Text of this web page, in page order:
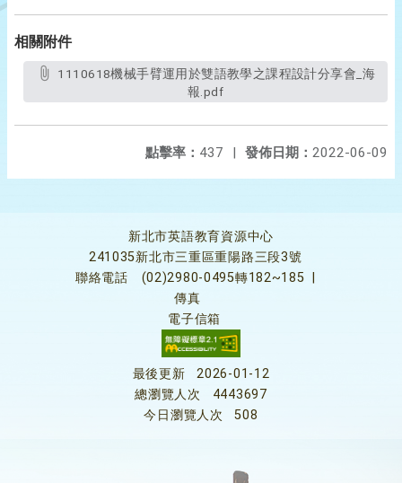
相關附件
報.pdf
發佈日期： 2022-06-09
點擊率： 437 |
新北市英語教育資源中心
241035新北市三重區重陽路三段3號
聯絡電話
(02)2980-0495轉182~185
傳真
電子信箱
最後更新
2026-01-12
總瀏覽人次
4443697
今日瀏覽人次
508